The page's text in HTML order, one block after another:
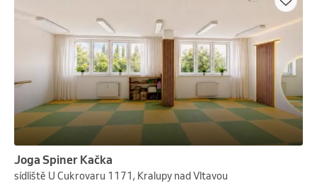
Joga Spiner Kačka
sídliště U Cukrovaru 1171, Kralupy nad Vltavou